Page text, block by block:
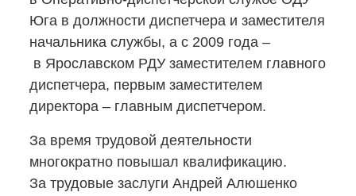
Юга в должности диспетчера и заместителя
начальника службы, а с 2009 года –
в Ярославском РДУ заместителем главного
диспетчера, первым заместителем
директора – главным диспетчером.
За время трудовой деятельности
многократно повышал квалификацию.
За трудовые заслуги Андрей Алюшенко